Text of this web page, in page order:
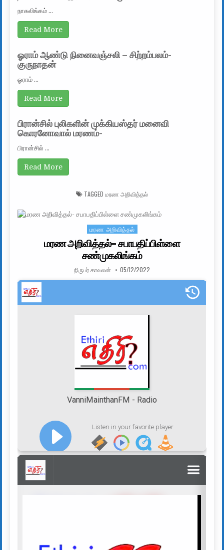
நாகலிங்கம் …
Read More
ஓராம் ஆண்டு நினைவஞ்சலி – சிற்றம்பலம்-
குருநாதன்
ஓராம் …
Read More
பிரான்சில் புலிகளின் முக்கியஸ்தர் மனைவி
கொரனோவால் மரணம்-
பிரான்சில் …
Read More
TAGGED மரண அறிவித்தல்
Posted in
மரண அறிவித்தல்
மரண அறிவித்தல்- சபாபதிப்பிள்ளை
சண்முகலிங்கம்
AUTHOR:
நிருபர் காவலன் PUBLISHED DATE:
05/12/2022